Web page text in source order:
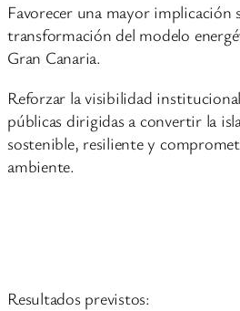
Favorecer una mayor implicación
transformación del modelo
Gran Canaria.
Reforzar la visibilidad
públicas dirigidas a convertir la
sostenible, resiliente y
ambiente.
Resultados previstos: